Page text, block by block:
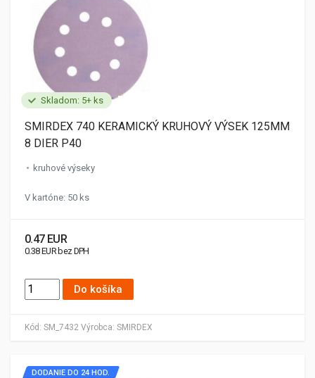
Skladom: 5+ ks
Kód: SM_7432 Výrobca: SMIRDEX
SMIRDEX 740 KERAMICKÝ KRUHOVÝ VÝSEK 125MM
8 DIER P40
kruhové výseky
V kartóne: 50 ks
0.47 EUR
0.38 EUR bez DPH
Do košíka
DODANIE DO 24 HOD.